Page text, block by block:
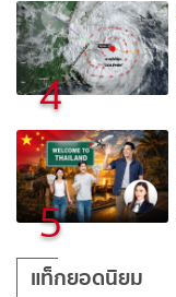
4
5
แท็กยอดนิยม